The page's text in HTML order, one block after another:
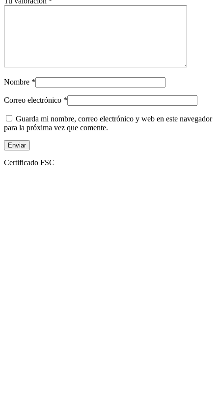
Nombre *
Correo electrónico *
Guarda mi nombre, correo electrónico y web en este navegador
para la próxima vez que comente.
Certificado FSC